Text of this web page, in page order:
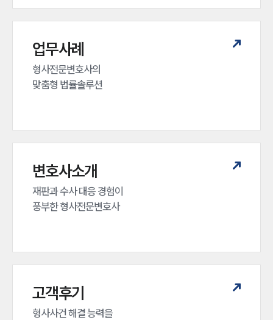
업무사례
형사전문변호사의
맞춤형 법률솔루션
변호사소개
재판과 수사 대응 경험이
풍부한 형사전문변호사
고객후기
형사사건 해결 능력을